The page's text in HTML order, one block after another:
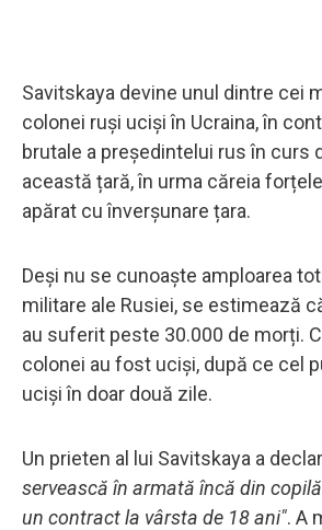
Savitskaya devine unul dintre cei
colonei ruși uciși în Ucraina, în
brutale a președintelui rus în curs
această țară, în urma căreia
apărat cu înverșunare țara.
Deși nu se cunoaște amploarea
militare ale Rusiei, se estimează
au suferit peste 30.000 de morți.
colonei au fost uciși, după ce cel
uciși în doar două zile.
Un prieten al lui Savitskaya a
servească în armată încă din
un contract la vârsta de 18 ani". A